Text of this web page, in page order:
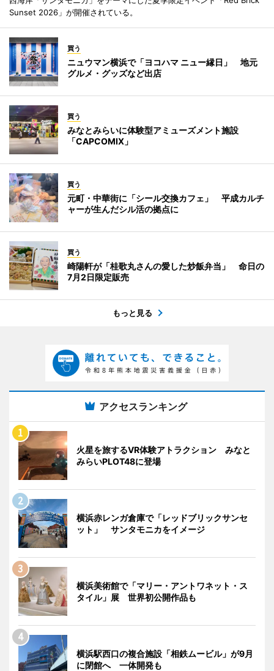
Sunset 2026」が開催されている。
買う
ニュウマン横浜で「ヨコハマ ニュー縁日」 地元
グルメ・グッズなど出店
買う
みなとみらいに体験型アミューズメント施設
「CAPCOMIX」
買う
元町・中華街に「シール交換カフェ」 平成カルチ
ャーが生んだシル活の拠点に
買う
崎陽軒が「桂歌丸さんの愛した炒飯弁当」 命日の
7月2日限定販売
もっと見る
アクセスランキング
火星を旅するVR体験アトラクション みなと
みらいPLOT48に登場
横浜赤レンガ倉庫で「レッドブリックサンセ
ット」 サンタモニカをイメージ
横浜美術館で「マリー・アントワネット・ス
タイル」展 世界初公開作品も
横浜駅西口の複合施設「相鉄ムービル」が9月
に閉館へ 一体開発も